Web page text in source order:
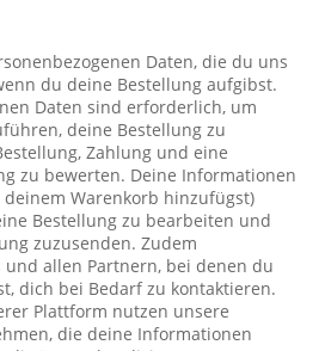
Daten, die du uns
du deine Bestellung aufgibst.
Daten sind erforderlich, um
deine Bestellung zu
Zahlung und eine
zu bewerten. Deine Informationen
Warenkorb hinzufügst)
Bestellung zu bearbeiten und
zuzusenden. Zudem
allen Partnern, bei denen du
dich bei Bedarf zu kontaktieren.
Plattform nutzen unsere
die deine Informationen